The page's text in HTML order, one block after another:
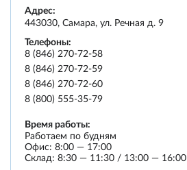
Адрес:
443030, Самара, ул. Речная д. 9
Телефоны:
8 (846) 270-72-58
8 (846) 270-72-59
8 (846) 270-72-60
8 (800) 555-35-79
Время работы:
Работаем по будням
Офис: 8:00 — 17:00
Склад: 8:30 — 11:30 / 13:00 — 16:00